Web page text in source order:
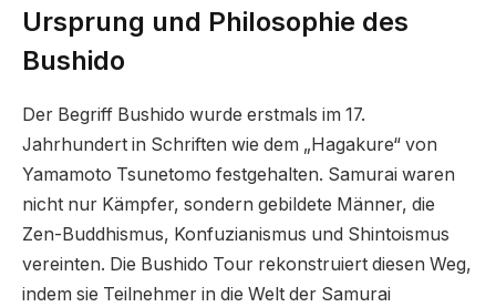
Ursprung und Philosophie des
Bushido
Der Begriff Bushido wurde erstmals im 17.
Jahrhundert in Schriften wie dem „Hagakure“ von
Yamamoto Tsunetomo festgehalten. Samurai waren
nicht nur Kämpfer, sondern gebildete Männer, die
Zen-Buddhismus, Konfuzianismus und Shintoismus
vereinten. Die Bushido Tour rekonstruiert diesen Weg,
indem sie Teilnehmer in die Welt der Samurai